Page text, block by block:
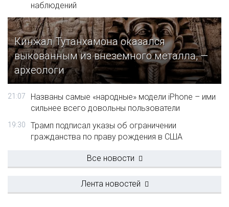
наблюдений
Кинжал Тутанхамона оказался
выкованным из внеземного металла, —
археологи
21:07
Названы самые «народные» модели iPhone – ими
сильнее всего довольны пользователи
19:30
Трамп подписал указы об ограничении
гражданства по праву рождения в США
Все новости
Лента новостей